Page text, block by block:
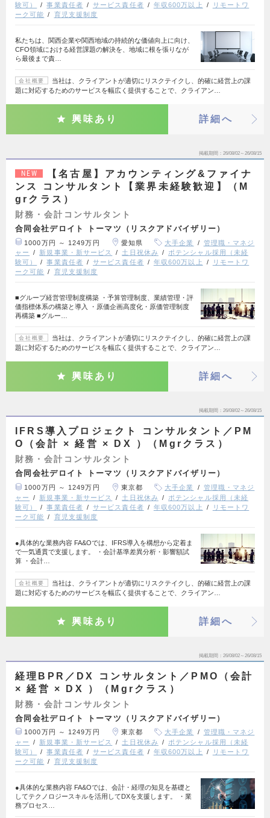
験可）
事業責任者 サービス責任者 年収600万以上
リモートワ
ーク可能
育児支援制度
私たちは、関西企業や関西地域の持続的な価値向上に向け、
CFO領域における経営課題の解決を、地域に根を張りなが
ら最後まで責…
会社概要
当社は、クライアントが適切にリスクテイクし、的確に経営上の課
題に対応するためのサービスを幅広く提供することで、クライアン…
興味あり 詳細へ
掲載期間 26/08/02～26/08/15
NEW
【名古屋】アカウンティング&ファイナ
ンス コンサルタント【業界未経験歓迎】（M
grクラス）
財務・会計コンサルタント
合同会社デロイト トーマツ（リスクアドバイザリー）
1000万円 ～ 1249万円 愛知県 大手企業
管理職・マネジ
ャー
新規事業・新サービス 土日祝休み
ポテンシャル採用（未経
験可）
事業責任者 サービス責任者 年収600万以上
リモートワ
ーク可能
育児支援制度
■グループ経営管理制度構築 ・予算管理制度、業績管理・評
価指標体系の構築と導入 ・原価企画高度化・原価管理制度
再構築 ■グルー…
会社概要
当社は、クライアントが適切にリスクテイクし、的確に経営上の課
題に対応するためのサービスを幅広く提供することで、クライアン…
興味あり 詳細へ
掲載期間 26/08/02～26/08/15
IFRS導入プロジェクト コンサルタント／PM
O（会計 × 経営 × DX ）（Mgrクラス）
財務・会計コンサルタント
合同会社デロイト トーマツ（リスクアドバイザリー）
1000万円 ～ 1249万円 東京都 大手企業
管理職・マネジ
ャー
新規事業・新サービス 土日祝休み
ポテンシャル採用（未経
験可）
事業責任者 サービス責任者 年収600万以上
リモートワ
ーク可能
育児支援制度
●具体的な業務内容 FA&Oでは、IFRS導入を構想から定着ま
で一気通貫で支援します。 ・会計基準差異分析・影響額試
算 ・会計…
会社概要
当社は、クライアントが適切にリスクテイクし、的確に経営上の課
題に対応するためのサービスを幅広く提供することで、クライアン…
興味あり 詳細へ
掲載期間 26/08/02～26/08/15
経理BPR／DX コンサルタント／PMO（会計
× 経営 × DX ）（Mgrクラス）
財務・会計コンサルタント
合同会社デロイト トーマツ（リスクアドバイザリー）
1000万円 ～ 1249万円 東京都 大手企業
管理職・マネジ
ャー
新規事業・新サービス 土日祝休み
ポテンシャル採用（未経
験可）
事業責任者 サービス責任者 年収600万以上
リモートワ
ーク可能
育児支援制度
●具体的な業務内容 FA&Oでは、会計・経理の知見を基礎と
してテクノロジースキルを活用してDXを支援します。 ・業
務プロセス…